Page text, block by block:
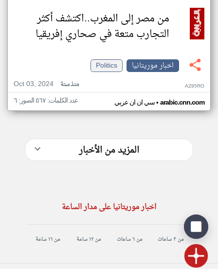
من مصر إلى المغرب..اكتشف أكثر
التجارب متعة في صحاري إفريقيا
اخبار موريتانيا
Politics
Oct 03, 2024
منذ سنة AZ95RO
سي ان ان عربي• arabic.cnn.com عدد الكلمات: ٥٦٧ الصور: ٦
المزيد من الأخبار
اخبار موريتانيا على مدار الساعة
من ٣ ساعات من ٦ ساعات من ١٢ ساعة من ١٦ ساعة